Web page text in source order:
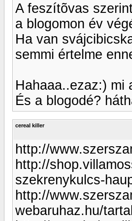
A feszítõvas
a blogomon év
Ha van
semmi értelme
Hahaaa..ezaz:) mi
És a blogodé?
cereal killer
http://
http://
szekrenykulcs-
http://
webaruhaz.hu/